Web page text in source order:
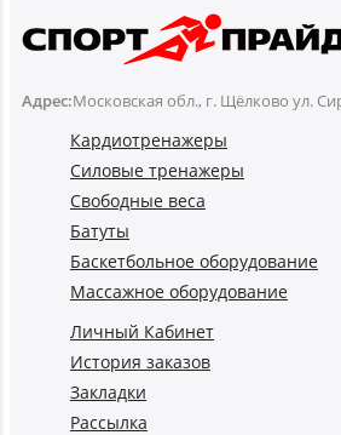
Адрес:Московская обл., г. Щёлково ул.
Кардиотренажеры
Силовые тренажеры
Свободные веса
Батуты
Баскетбольное оборудование
Массажное оборудование
Личный Кабинет
История заказов
Закладки
Рассылка